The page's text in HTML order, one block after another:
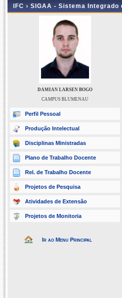
IFC › SIGAA - Sistema
DAMIAN LARSEN BOGO
CAMPUS BLUMENAU
Perfil Pessoal
Produção Intelectual
Disciplinas Ministradas
Plano de Trabalho Docente
Rel. de Trabalho Docente
Projetos de Pesquisa
Atividades de Extensão
Projetos de Monitoria
Ir ao Menu Principal